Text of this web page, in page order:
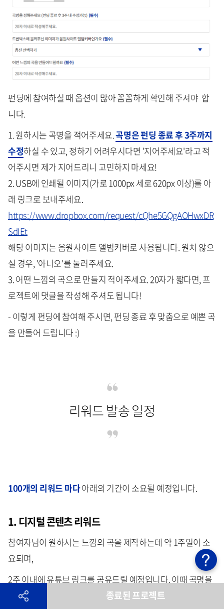
펀딩에 참여하실 때 옵션이 많아 꼼꼼하게 확인해 주셔야 합
니다.
1. 원하시는 곡명을 적어주세요.곡명은 펀딩 종료 후 3주까지
수정하실 수 있고, 정하기 어려우시다면 '지어주세요'라고 적
어주시면 제가 지어드리니 고민하지 마세요!
2. USB에 인쇄될 이미지(가로 1000px 세로 620px 이상)를 아
래 링크로 보내주세요.
https://www.dropbox.com/request/cQhe5GQgAOHwxDR
SdIEt
해당 이미지는 음원사이트 앨범커버로 사용됩니다. 원치 않으
실 경우, '아니오'를 눌러주세요.
3. 어떤 느낌의 곡으로 만들지 적어주세요. 20자가 짧다면, 프
로젝트에 댓글을 작성해 주셔도 됩니다!
- 이렇게 펀딩에 참여해 주시면, 펀딩 종료 후 맞춤으로 예쁜 곡
을 만들어 드립니다 :)
리워드 발송 일정
100개의 리워드 마다아래의 기간이 소요될 예정입니다.
1. 디지털 콘텐츠 리워드
참여자님이 원하시는 느낌의 곡을 제작하는데 약 1주일이 소
요되며,
2주 이내에 유튜브 링크를 공유드릴 예정입니다. 이때 곡명을
수정하실 수 있으며,
종료된 프로젝트